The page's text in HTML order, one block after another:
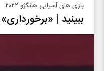
بازی‌ های آسیایی هانگژو ۲۰۲۲
ببینید |